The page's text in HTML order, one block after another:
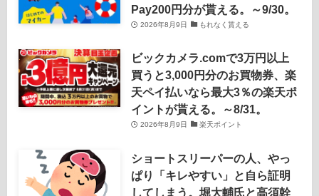
Pay200円分が貰える。～9/30。
2026年8月9日 もれなく貰える
ビックカメラ.comで3万円以上
買うと3,000円分のお買物券、楽
天ペイ払いなら最大3％の楽天ポ
イントが貰える。～8/31。
2026年8月9日 楽天ポイント
ショートスリーパーの人、やっ
ぱり「キレやすい」と自ら証明
してしまう。堀大輔氏と高須幹